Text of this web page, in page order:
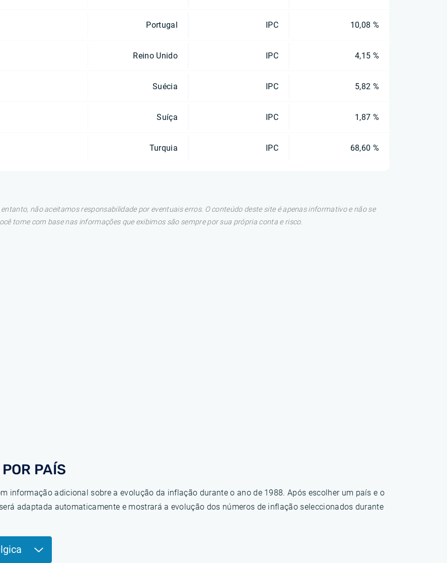
Portugal IPC 10,08 %
Reino Unido IPC 4,15 %
Suécia IPC 5,82 %
Suíça IPC 1,87 %
Turquia IPC 68,60 %
não aceitamos responsabilidade por eventuais erros. O conteúdo deste site é apenas informativo e não se
tome com base nas informações que exibimos são sempre por sua própria conta e risco.
PAÍS
informação adicional sobre a evolução da inflação durante o ano de 1988. Após escolher um país e o
adaptada automaticamente e mostrará a evolução dos números de inflação seleccionados durante